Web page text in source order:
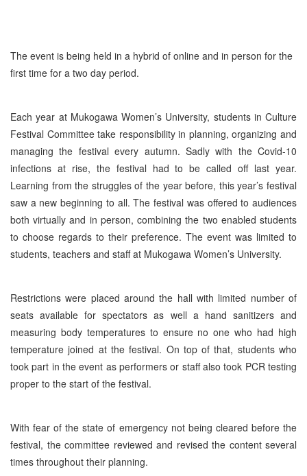
The event is being held in a hybrid of online and in person for the
first time for a two day period.
Each year at Mukogawa Women’s University, students in Culture
Festival Committee take responsibility in planning, organizing and
managing the festival every autumn. Sadly with the Covid-10
infections at rise, the festival had to be called off last year.
Learning from the struggles of the year before, this year’s festival
saw a new beginning to all. The festival was offered to audiences
both virtually and in person, combining the two enabled students
to choose regards to their preference. The event was limited to
students, teachers and staff at Mukogawa Women’s University.
Restrictions were placed around the hall with limited number of
seats available for spectators as well a hand sanitizers and
measuring body temperatures to ensure no one who had high
temperature joined at the festival. On top of that, students who
took part in the event as performers or staff also took PCR testing
proper to the start of the festival.
With fear of the state of emergency not being cleared before the
festival, the committee reviewed and revised the content several
times throughout their planning.